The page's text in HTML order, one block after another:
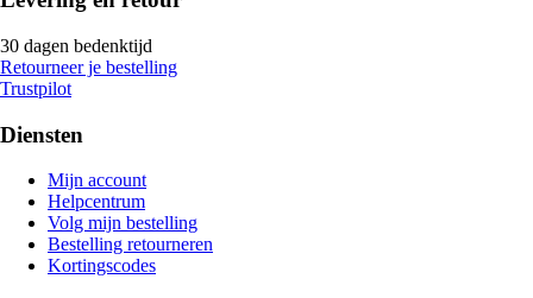
30 dagen bedenktijd
Retourneer je bestelling
Trustpilot
Diensten
Mijn account
Helpcentrum
Volg mijn bestelling
Bestelling retourneren
Kortingscodes